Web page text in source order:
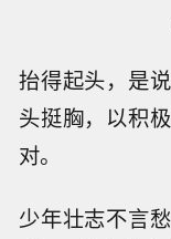
抬得起头，是
头挺胸，以积
对。
少年壮志不言